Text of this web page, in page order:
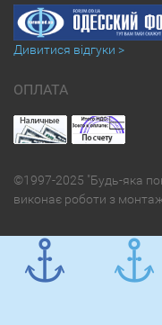
Дивитися відгуки >
ОПЛАТА
©1997-2025 "Будь-яка
виконає роботи з